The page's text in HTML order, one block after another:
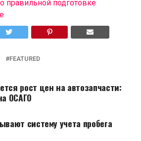
правильной подготовке
FEATURED
рост цен на автозапчасти:
ОСАГО
систему учета пробега